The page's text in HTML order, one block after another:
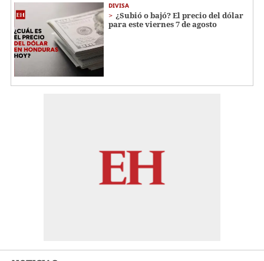
DIVISA
¿Subió o bajó? El precio del dólar
para este viernes 7 de agosto